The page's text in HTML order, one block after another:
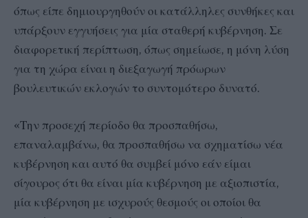
όπως είπε δημιουργηθούν οι κατάλληλες συνθήκες και
υπάρξουν εγγυήσεις για μία σταθερή κυβέρνηση. Σε
διαφορετική περίπτωση, όπως σημείωσε, η μόνη λύση
για τη χώρα είναι η διεξαγωγή πρόωρων
βουλευτικών εκλογών το συντομότερο δυνατό.
«Την προσεχή περίοδο θα προσπαθήσω,
επαναλαμβάνω, θα προσπαθήσω να σχηματίσω νέα
κυβέρνηση και αυτό θα συμβεί μόνο εάν είμαι
σίγουρος ότι θα είναι μία κυβέρνηση με αξιοπιστία,
μία κυβέρνηση με ισχυρούς θεσμούς οι οποίοι θα